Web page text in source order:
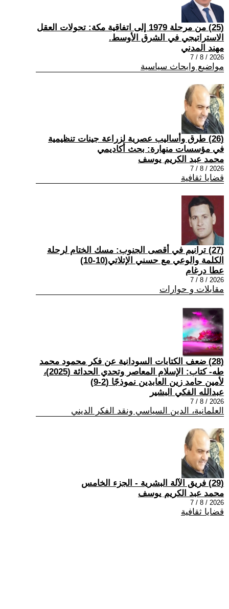
(25) من مرحلة 1979 إلى اتفاقية مكة: تحولات العقل
الاستراتيجي في الشرق الأوسط.
مهند المدني
2026 / 8 / 7
مواضيع وابحاث سياسية
(26) طرق وأساليب عصرية لزراعة جينات تنظيمية
في مؤسسات منهارة: بحث أكاديمي
محمد عبد الكريم يوسف
2026 / 8 / 7
قضايا ثقافية
(27) ترانيم في أقصى الجنوب: مسك الختام لرحلة
الكلمة والوعي مع حسني الإتلاتي(10-10)
عطا درغام
2026 / 8 / 7
مقابلات و حوارات
(28) ضعف الكتابات السودانية عن فكر محمود محمد
طه- كتاب: الإسلام المعاصر وتحدي الحداثة (2025)،
لأمين حامد زين العابدين نموذجًا (2-9)
عبدالله الفكي البشير
2026 / 8 / 7
العلمانية، الدين السياسي ونقد الفكر الديني
(29) فريق الآلة البشرية - الجزء الخامس
محمد عبد الكريم يوسف
2026 / 8 / 7
قضايا ثقافية